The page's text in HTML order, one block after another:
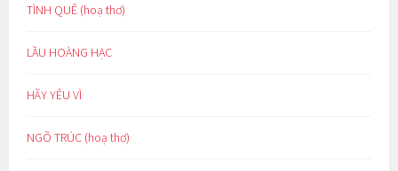
TÌNH QUÊ (hoạ thơ)
LẦU HOÀNG HẠC
HÃY YÊU VÌ
NGÕ TRÚC (hoạ thơ)